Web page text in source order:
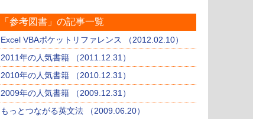
「参考図書」の記事一覧
Excel VBAポケットリファレンス （2012.02.10）
2011年の人気書籍 （2011.12.31）
2010年の人気書籍 （2010.12.31）
2009年の人気書籍 （2009.12.31）
もっとつながる英文法 （2009.06.20）